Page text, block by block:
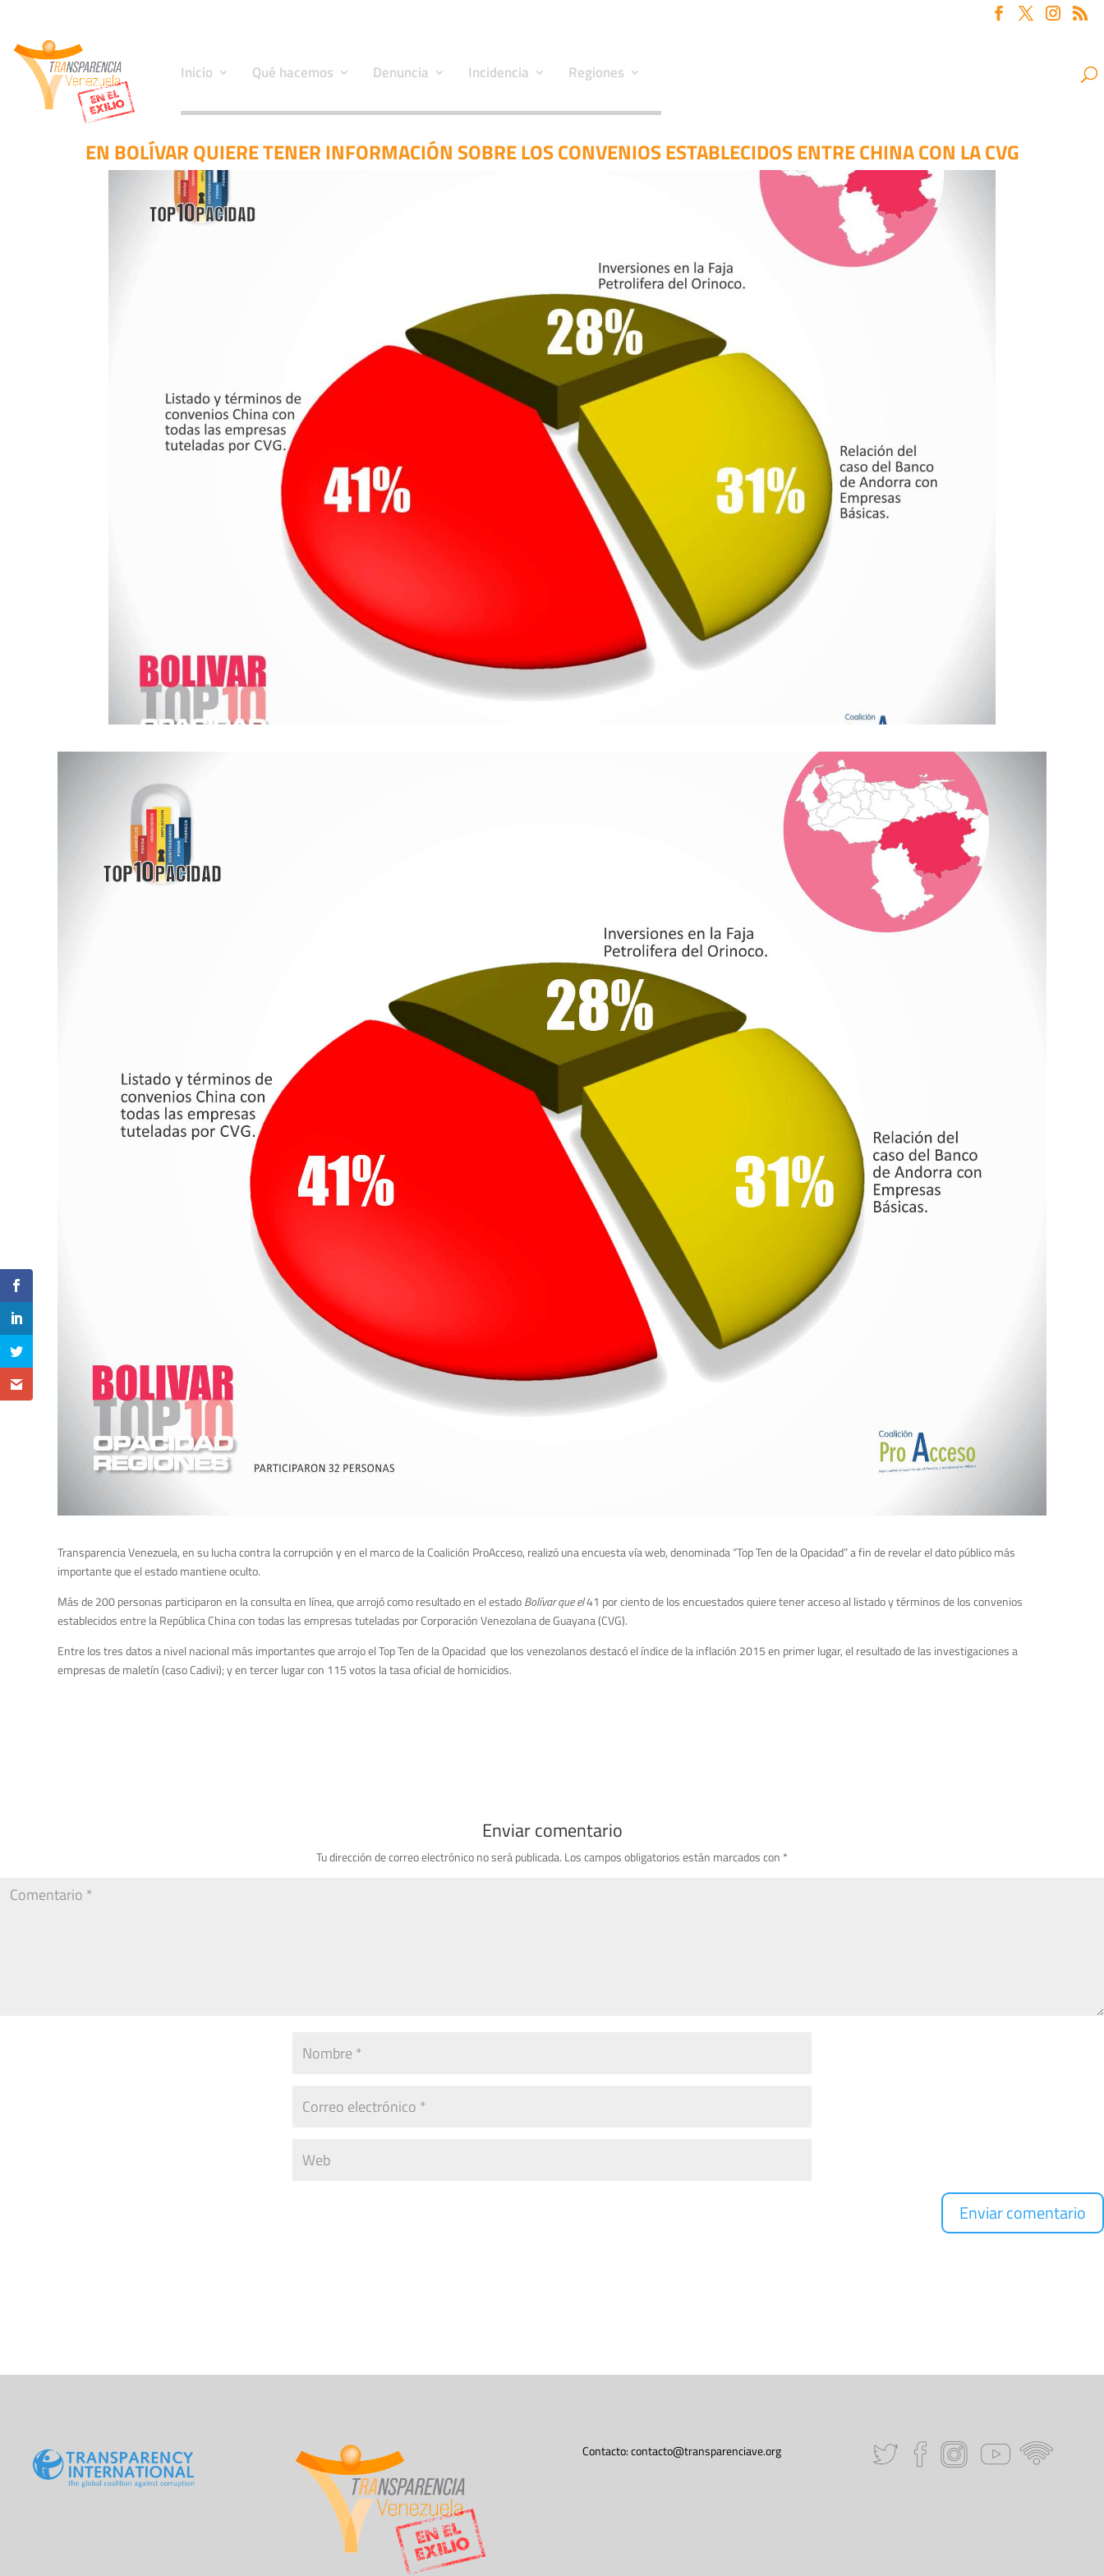
Inicio Qué hacemos Denuncia Incidencia Regiones
EN BOLÍVAR QUIERE TENER INFORMACIÓN SOBRE LOS CONVENIOS ESTABLECIDOS ENTRE CHINA CON LA CVG
Transparencia Venezuela, en su lucha contra la corrupción y en el marco de la Coalición ProAcceso, realizó una encuesta vía web, denominada “Top Ten de la Opacidad” a fin de revelar el dato público más
importante que el estado mantiene oculto.
Más de 200 personas participaron en la consulta en línea, que arrojó como resultado en el estadoBolívar que el41 por ciento de los encuestados quiere tener acceso al listado y términos de los convenios
establecidos entre la República China con todas las empresas tuteladas por Corporación Venezolana de Guayana (CVG).
Entre los tres datos a nivel nacional más importantes que arrojo el Top Ten de la Opacidad que los venezolanos destacó el índice de la inflación 2015 en primer lugar, el resultado de las investigaciones a
empresas de maletín (caso Cadivi); y en tercer lugar con 115 votos la tasa oficial de homicidios.
Enviar comentario
Tu dirección de correo electrónico no será publicada. Los campos obligatorios están marcados con *
Contacto:contacto@transparenciave.org